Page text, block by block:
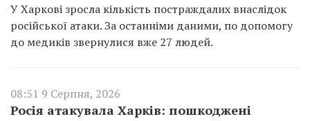
У Харкові зросла кількість постраждалих внаслідок
російської атаки. За останніми даними, по допомогу
до медиків звернулися вже 27 людей.
08:51 9 Серпня, 2026
Росія атакувала Харків: пошкоджені